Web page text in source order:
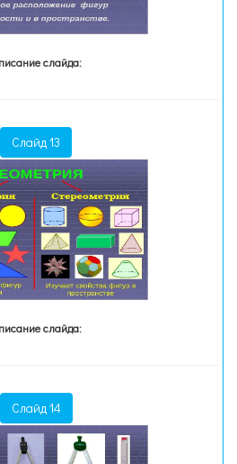
слайда:
Слайд 13
слайда:
Слайд 14